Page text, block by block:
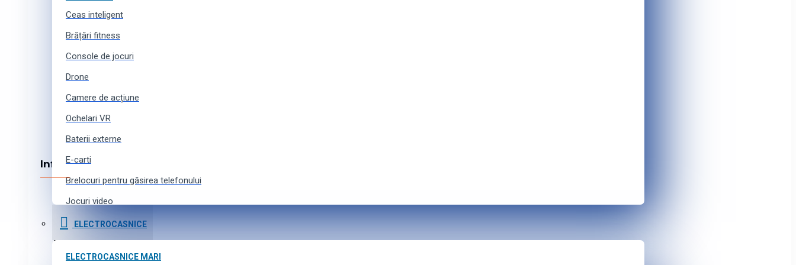
Ceas inteligent
Brățări fitness
Console de jocuri
Drone
Camere de acțiune
Ochelari VR
Baterii externe
E-carti
Brelocuri pentru găsirea telefonului
Jocuri video
Curele pentru ceasuri inteligente
Accesorii pentru camere de acțiune
ELECTROCASNICE
ELECTROCASNICE MARI
Despre noi
Echipa noastră
Colaborare
Informația
Cumpărături în credit
Livrarea produselor
Program de afiliere